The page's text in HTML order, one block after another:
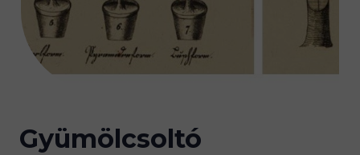
Gyümölcsoltó